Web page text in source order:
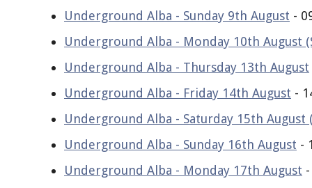
Underground Alba - Sunday 9th August -
Underground Alba - Monday 10th August
Underground Alba - Thursday 13th August
Underground Alba - Friday 14th August -
Underground Alba - Saturday 15th August
Underground Alba - Sunday 16th August -
Underground Alba - Monday 17th August